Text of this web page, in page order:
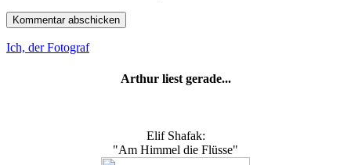
Ich, der Fotograf
Arthur liest gerade...
Elif Shafak:
"Am Himmel die Flüsse"